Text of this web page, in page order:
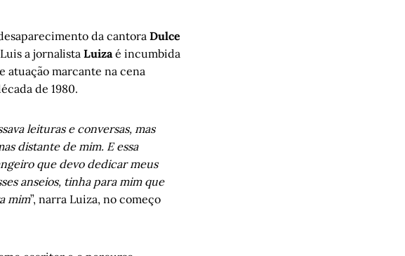
da cantora Dulce
a jornalista Luiza é incumbida
atuação marcante na cena
de 1980.
leituras e conversas, mas
distante de mim. E essa
que devo dedicar meus
anseios, tinha para mim que
mim”, narra Luiza, no começo